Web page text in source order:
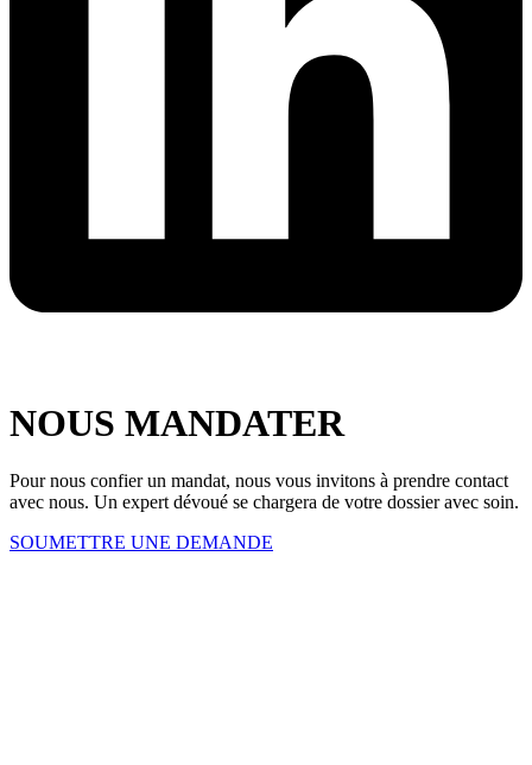
NOUS MANDATER
Pour nous confier un mandat, nous vous invitons à prendre contact
avec nous. Un expert dévoué se chargera de votre dossier avec soin.
SOUMETTRE UNE DEMANDE